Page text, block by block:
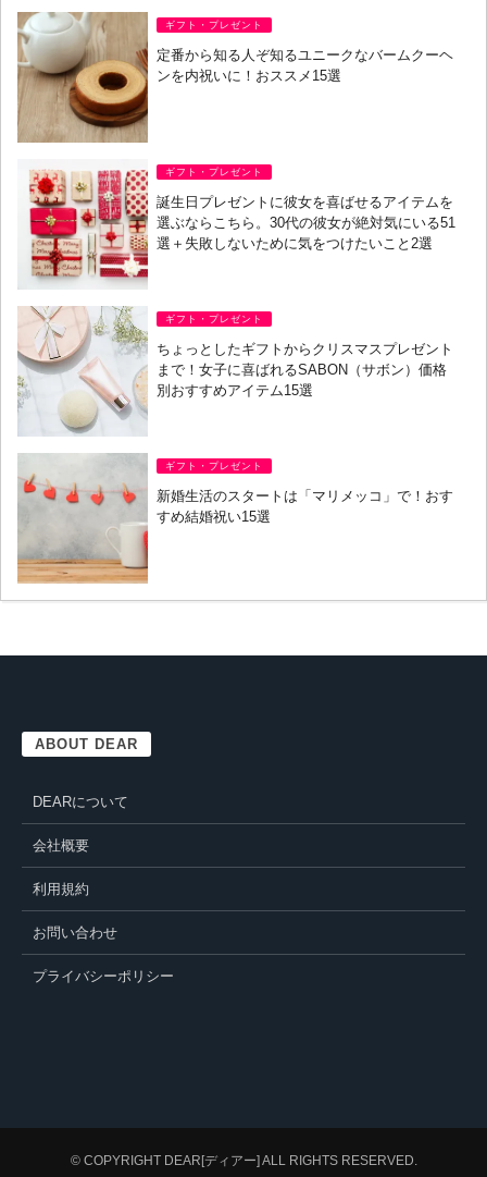
ギフト・プレゼント
定番から知る人ぞ知るユニークなバームクーヘ
ンを内祝いに！おススメ15選
ギフト・プレゼント
誕生日プレゼントに彼女を喜ばせるアイテムを
選ぶならこちら。30代の彼女が絶対気にいる51
選＋失敗しないために気をつけたいこと2選
ギフト・プレゼント
ちょっとしたギフトからクリスマスプレゼント
まで！女子に喜ばれるSABON（サボン）価格
別おすすめアイテム15選
ギフト・プレゼント
新婚生活のスタートは「マリメッコ」で！おす
すめ結婚祝い15選
ABOUT DEAR
DEARについて
会社概要
利用規約
お問い合わせ
プライバシーポリシー
© COPYRIGHT DEAR[ディアー]ALL RIGHTS RESERVED.